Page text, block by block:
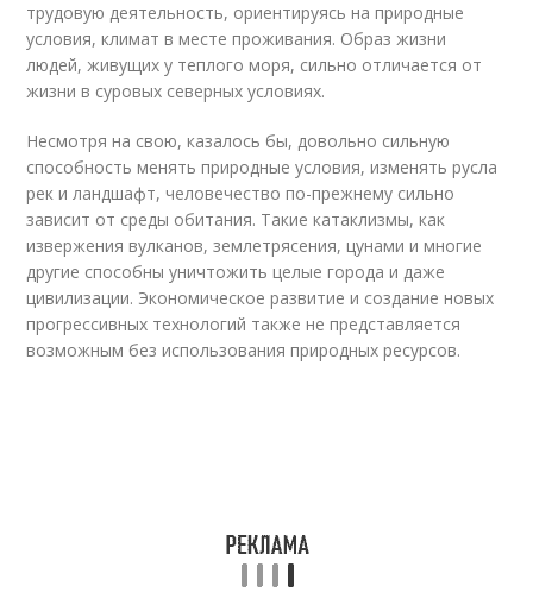
трудовую деятельность, ориентируясь на природные
условия, климат в месте проживания. Образ жизни
людей, живущих у теплого моря, сильно отличается от
жизни в суровых северных условиях.
Несмотря на свою, казалось бы, довольно сильную
способность менять природные условия, изменять русла
рек и ландшафт, человечество по-прежнему сильно
зависит от среды обитания. Такие катаклизмы, как
извержения вулканов, землетрясения, цунами и многие
другие способны уничтожить целые города и даже
цивилизации. Экономическое развитие и создание новых
прогрессивных технологий также не представляется
возможным без использования природных ресурсов.